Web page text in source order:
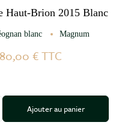
Haut-Brion 2015 Blanc
blanc Magnum
€TTC
quantitéla quantité
Ajouter au panier